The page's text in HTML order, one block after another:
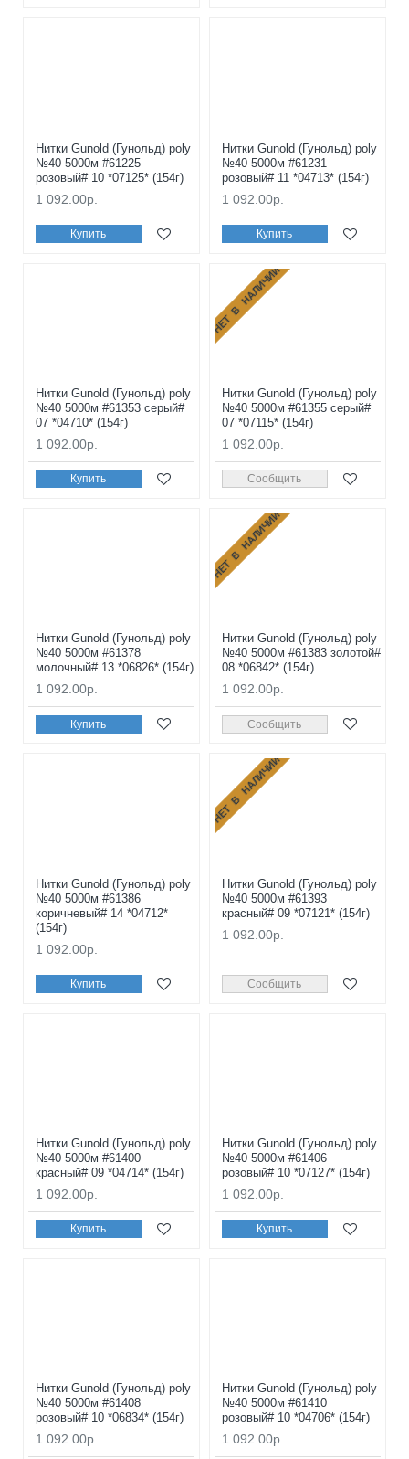
Нитки Gunold (Гунольд) poly
№40 5000м #61225
розовый# 10 *07125* (154г)
1 092.00р.
Купить
Нитки Gunold (Гунольд) poly
№40 5000м #61231
розовый# 11 *04713* (154г)
1 092.00р.
Купить
Нитки Gunold (Гунольд) poly
№40 5000м #61353 серый#
07 *04710* (154г)
1 092.00р.
Купить
НЕТ В НАЛИЧИИ
Нитки Gunold (Гунольд) poly
№40 5000м #61355 серый#
07 *07115* (154г)
1 092.00р.
Сообщить
Нитки Gunold (Гунольд) poly
№40 5000м #61378
молочный# 13 *06826* (154г)
1 092.00р.
Купить
НЕТ В НАЛИЧИИ
Нитки Gunold (Гунольд) poly
№40 5000м #61383 золотой#
08 *06842* (154г)
1 092.00р.
Сообщить
Нитки Gunold (Гунольд) poly
№40 5000м #61386
коричневый# 14 *04712*
(154г)
1 092.00р.
Купить
НЕТ В НАЛИЧИИ
Нитки Gunold (Гунольд) poly
№40 5000м #61393
красный# 09 *07121* (154г)
1 092.00р.
Сообщить
Нитки Gunold (Гунольд) poly
№40 5000м #61400
красный# 09 *04714* (154г)
1 092.00р.
Купить
Нитки Gunold (Гунольд) poly
№40 5000м #61406
розовый# 10 *07127* (154г)
1 092.00р.
Купить
Нитки Gunold (Гунольд) poly
№40 5000м #61408
розовый# 10 *06834* (154г)
1 092.00р.
Нитки Gunold (Гунольд) poly
№40 5000м #61410
розовый# 10 *04706* (154г)
1 092.00р.